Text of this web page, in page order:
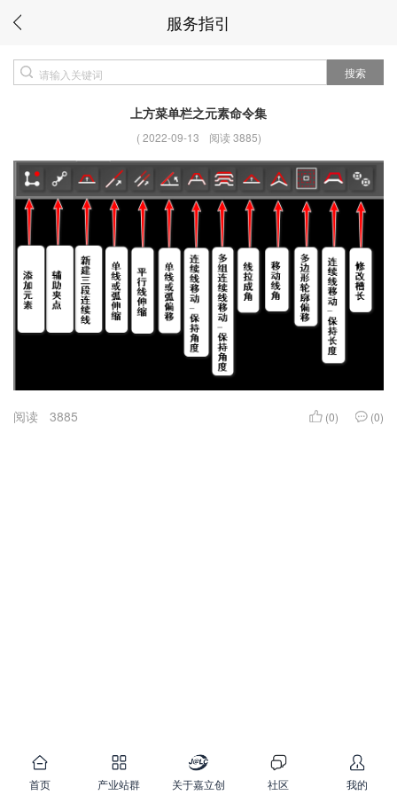
服务指引
搜索
上方菜单栏之元素命令集
(2022-09-13 阅读 3885)
阅读 3885 (0) (0)
首页 产业站群 关于嘉立创 社区 我的